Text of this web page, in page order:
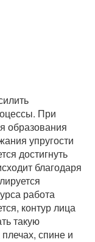
При
образования
упругости
достигнуть
благодаря
работа
контур лица
такую
спине и